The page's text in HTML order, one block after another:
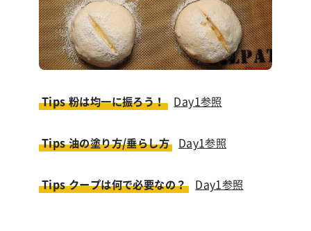
Tips 粉は均一に振ろう！ Day1参照
Tips 油の塗り方/垂らし方 Day1参照
Tips クープは何で必要なの？ Day1参照